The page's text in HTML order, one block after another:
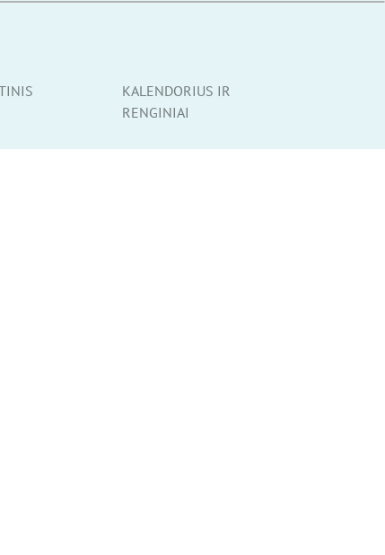
KALENDORIUS IR
RENGINIAI